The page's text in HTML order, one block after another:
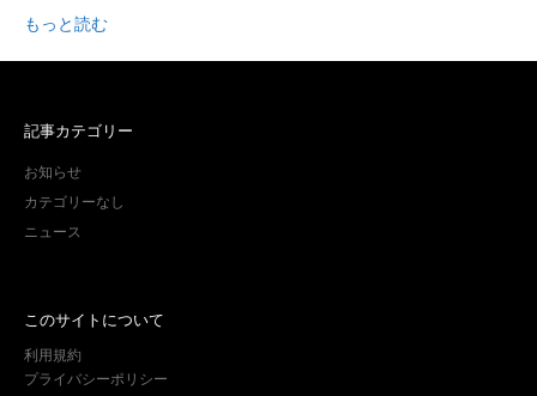
もっと読む
記事カテゴリー
お知らせ
カテゴリーなし
ニュース
このサイトについて
利用規約
プライバシーポリシー